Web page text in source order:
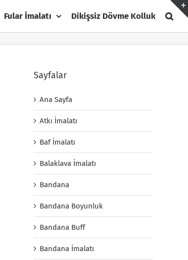
Fular İmalatı Dikişsiz Dövme Kolluk
Sayfalar
Ana Sayfa
Atkı İmalatı
Baf İmalatı
Balaklava İmalatı
Bandana
Bandana Boyunluk
Bandana Buff
Bandana İmalatı